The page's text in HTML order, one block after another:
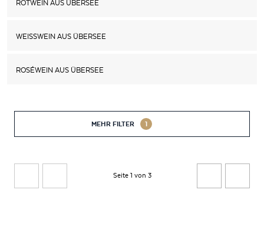
ROTWEIN AUS ÜBERSEE
WEISSWEIN AUS ÜBERSEE
ROSÉWEIN AUS ÜBERSEE
MEHR FILTER 1
Seite 1 von 3